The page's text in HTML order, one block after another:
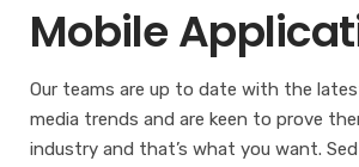
Mobile
Our teams are up to date with the
media trends and are keen to prove
industry and that’s what you want.